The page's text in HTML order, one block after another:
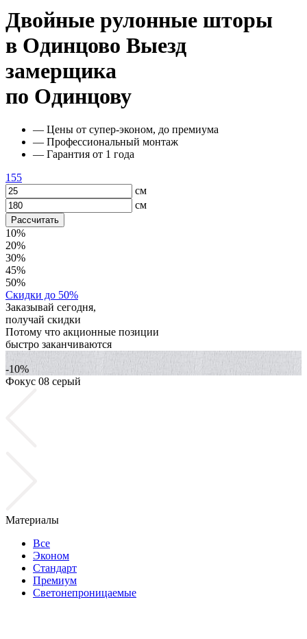
Двойные рулонные шторы
в Одинцово Выезд
замерщика
по Одинцову
— Цены от супер-эконом, до премиума
— Профессиональный монтаж
— Гарантия от 1 года
155
см
см
Рассчитать
10%
20%
30%
45%
50%
Скидки до 50%
Заказывай сегодня,
получай скидки
Потому что акционные позиции
быстро заканчиваются
-10%
Фокус 08 серый
Материалы
Все
Эконом
Стандарт
Премиум
Светонепроницаемые